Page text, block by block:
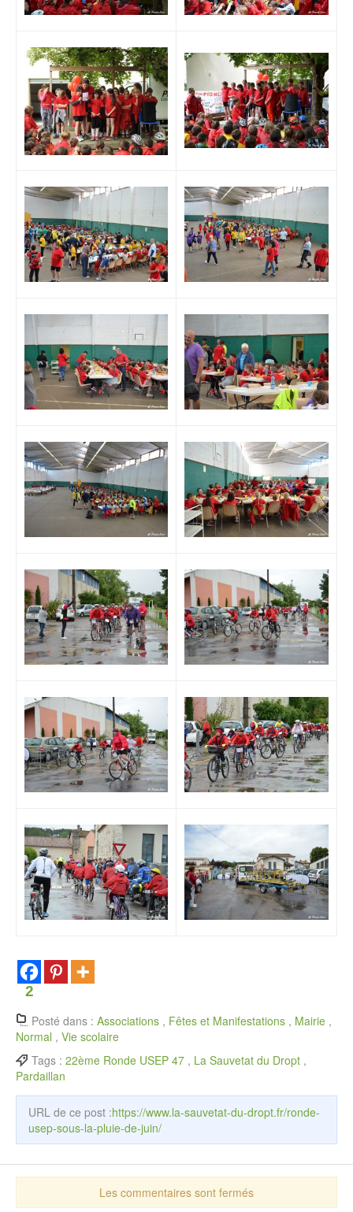
2
Posté dans : Associations , Fêtes et Manifestations , Mairie ,
Normal , Vie scolaire
Tags : 22ème Ronde USEP 47 , La Sauvetat du Dropt ,
Pardaillan
URL de ce post :https://www.la-sauvetat-du-dropt.fr/ronde-
usep-sous-la-pluie-de-juin/
Les commentaires sont fermés